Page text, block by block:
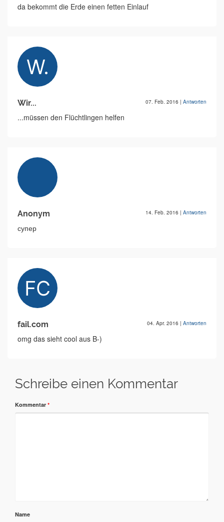
da bekommt die Erde einen fetten Einlauf
Wir... 07. Feb. 2016 | Antworten
...müssen den Flüchtlingen helfen
Anonym 14. Feb. 2016 | Antworten
супер
fail.com 04. Apr. 2016 | Antworten
omg das sieht cool aus B-)
Schreibe einen Kommentar
Kommentar *
Name